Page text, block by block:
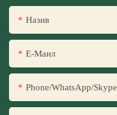
Назив
Е-Маил
Phone/WhatsApp/Skype